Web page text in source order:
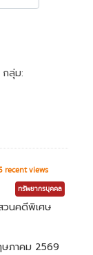
กลุ่ม:
recent views
ทรัพยากรบุคคล
วนคดีพิเศษ
ภาคม 2569